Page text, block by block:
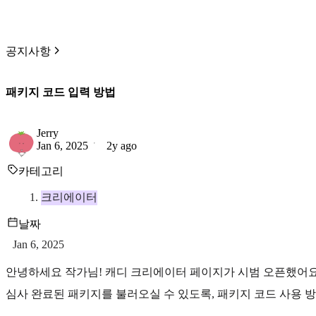
공지사항
패키지 코드 입력 방법
Jerry
Jan 6, 2025
2y ago
카테고리
크리에이터
날짜
Jan 6, 2025
안녕하세요 작가님! 캐디 크리에이터 페이지가 시범 오픈했어
심사 완료된 패키지를 불러오실 수 있도록, 패키지 코드 사용